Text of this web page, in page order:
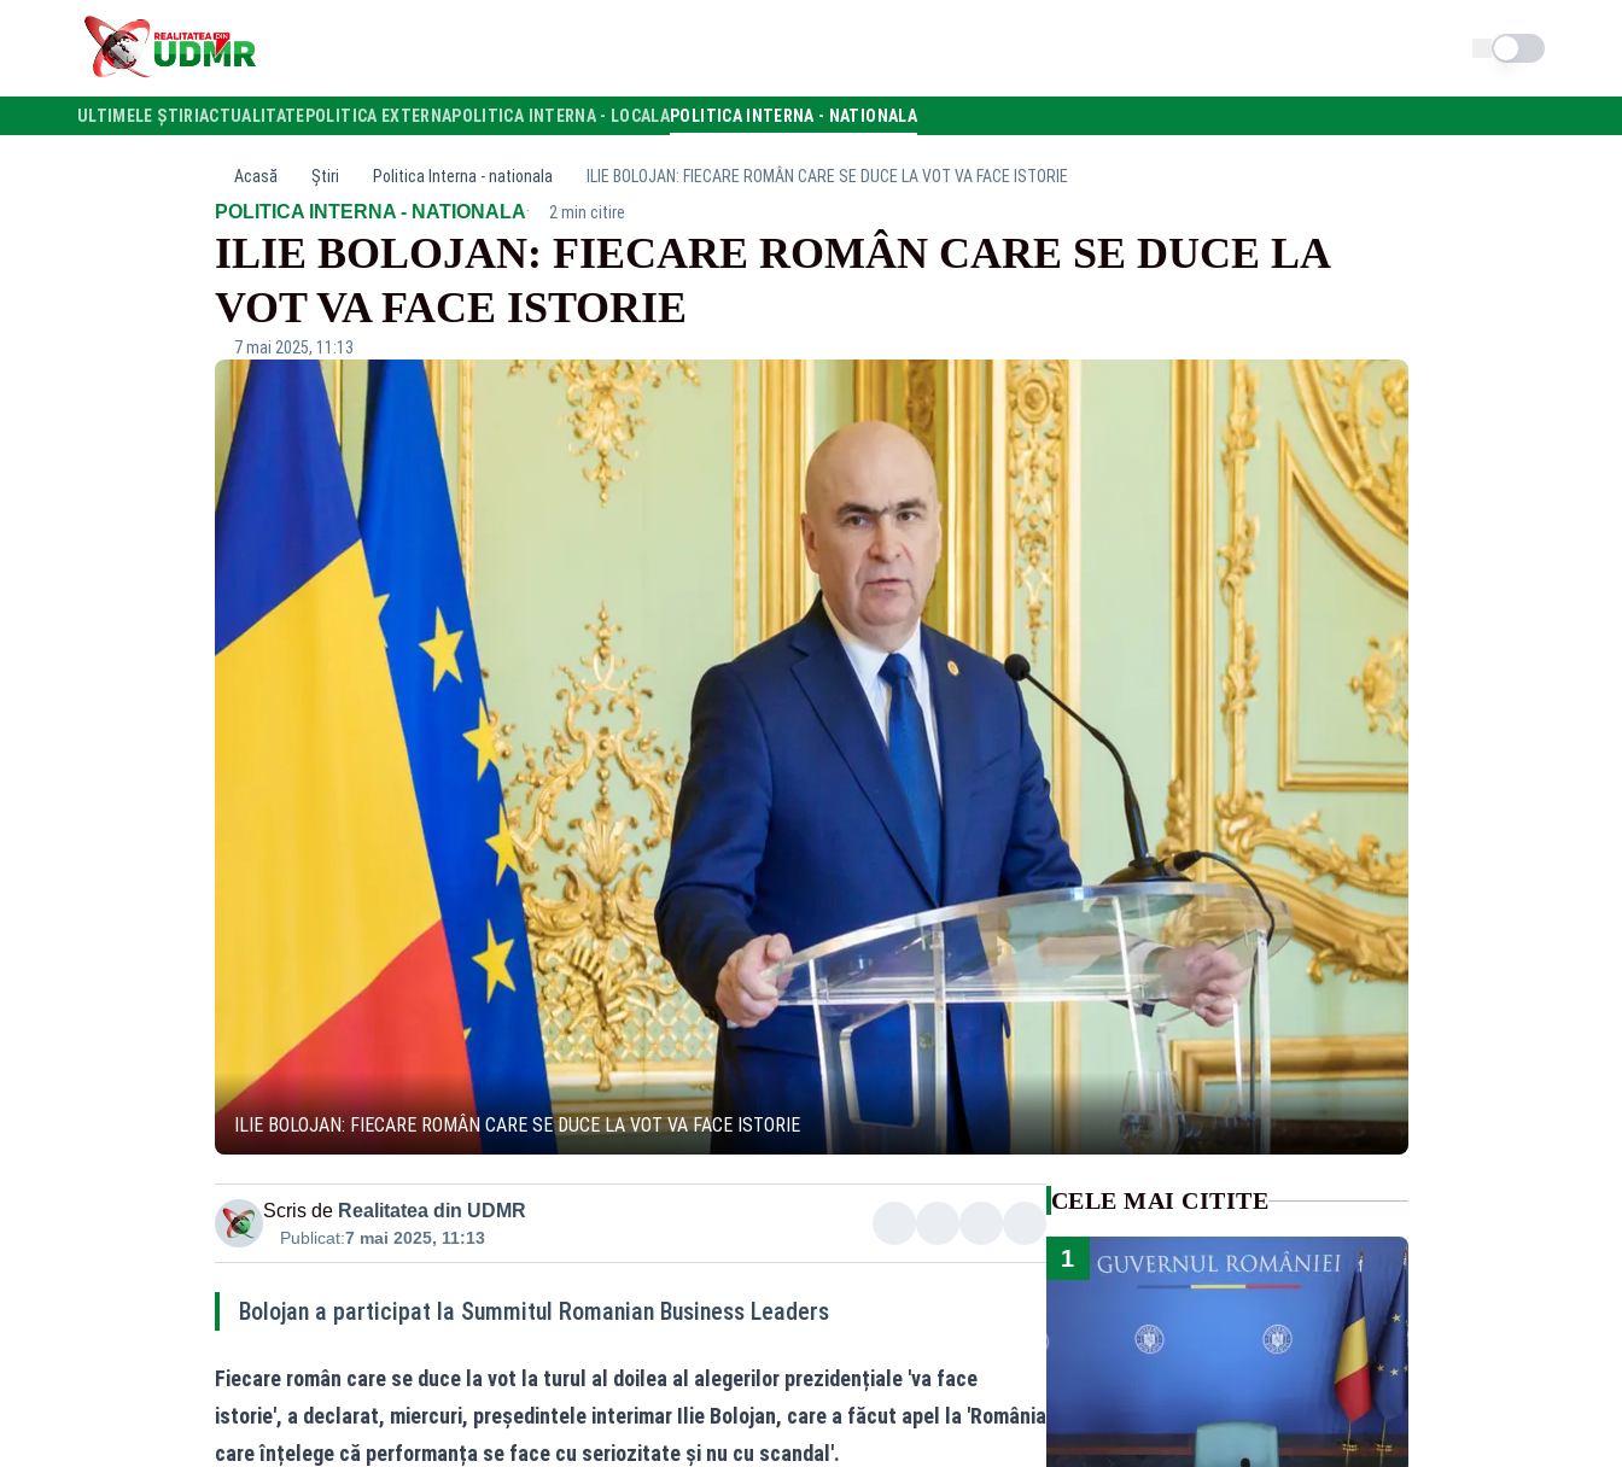
Schimba tema
ULTIMELE ȘTIRI ACTUALITATE POLITICA EXTERNAPOLITICA INTERNA - LOCALAPOLITICA INTERNA - NATIONALA
Acasă Știri Politica Interna - nationala ILIE BOLOJAN: FIECARE ROMÂN CARE SE DUCE LA VOT VA FACE ISTORIE
POLITICA INTERNA - NATIONALA· 2 min citire
ILIE BOLOJAN: FIECARE ROMÂN CARE SE DUCE LA
VOT VA FACE ISTORIE
7 mai 2025, 11:13
ILIE BOLOJAN: FIECARE ROMÂN CARE SE DUCE LA VOT VA FACE ISTORIE
Scris de Realitatea din UDMR
Publicat:7 mai 2025, 11:13
Bolojan a participat la Summitul Romanian Business Leaders
Fiecare român care se duce la vot la turul al doilea al alegerilor prezidențiale 'va face
istorie', a declarat, miercuri, președintele interimar Ilie Bolojan, care a făcut apel la 'România
care înțelege că performanța se face cu seriozitate și nu cu scandal'.
CELE MAI CITITE
1